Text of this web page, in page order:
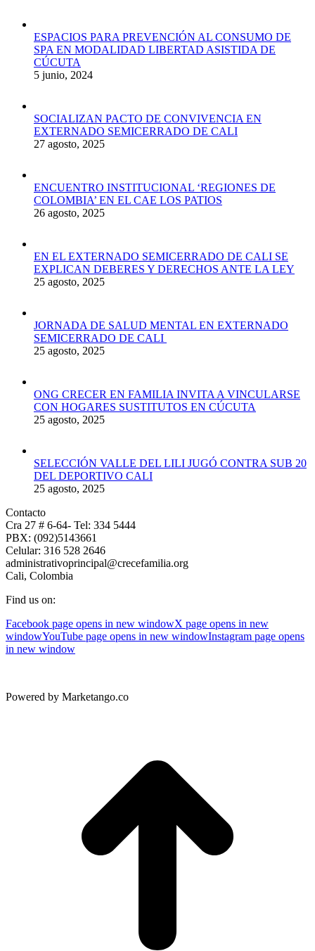
ESPACIOS PARA PREVENCIÓN AL CONSUMO DE
SPA EN MODALIDAD LIBERTAD ASISTIDA DE
CÚCUTA
5 junio, 2024
SOCIALIZAN PACTO DE CONVIVENCIA EN
EXTERNADO SEMICERRADO DE CALI
27 agosto, 2025
ENCUENTRO INSTITUCIONAL ‘REGIONES DE
COLOMBIA’ EN EL CAE LOS PATIOS
26 agosto, 2025
EN EL EXTERNADO SEMICERRADO DE CALI SE
EXPLICAN DEBERES Y DERECHOS ANTE LA LEY
25 agosto, 2025
JORNADA DE SALUD MENTAL EN EXTERNADO
SEMICERRADO DE CALI
25 agosto, 2025
ONG CRECER EN FAMILIA INVITA A VINCULARSE
CON HOGARES SUSTITUTOS EN CÚCUTA
25 agosto, 2025
SELECCIÓN VALLE DEL LILI JUGÓ CONTRA SUB 20
DEL DEPORTIVO CALI
25 agosto, 2025
Contacto
Cra 27 # 6-64- Tel: 334 5444
PBX: (092)5143661
Celular: 316 528 2646
administrativoprincipal@crecefamilia.org
Cali, Colombia
Find us on:
Facebook page opens in new windowX page opens in new
windowYouTube page opens in new windowInstagram page opens
in new window
Powered by Marketango.co